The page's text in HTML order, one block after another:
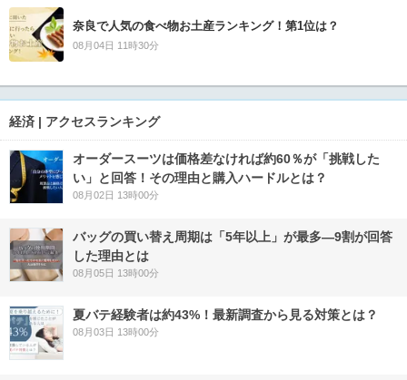
奈良で人気の食べ物お土産ランキング！第1位は？
08月04日 11時30分
経済 | アクセスランキング
オーダースーツは価格差なければ約60％が「挑戦した
い」と回答！その理由と購入ハードルとは？
08月02日 13時00分
バッグの買い替え周期は「5年以上」が最多―9割が回答
した理由とは
08月05日 13時00分
夏バテ経験者は約43%！最新調査から見る対策とは？
08月03日 13時00分